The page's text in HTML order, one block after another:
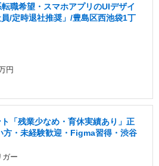
転職希望・スマホアプリのUIデザイ
/定時退社推奨」/豊島区西池袋1丁
円
「残業少なめ・育休実績あり」正
方・未経験歓迎・Figma習得・渋谷
ガー